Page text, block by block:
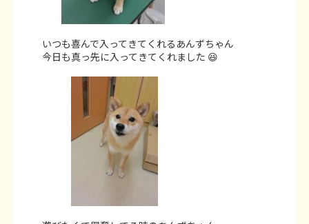
いつも喜んで入ってきてくれるあんずちゃん
今日も真っ先に入ってきてくれました 😆